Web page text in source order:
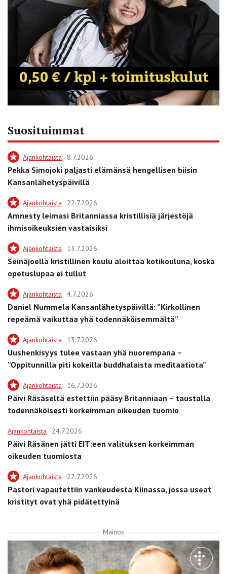
Suosituimmat
Ajankohtaista 8.7.2026
Pekka Simojoki paljasti elämänsä hengellisen biisin
Kansanlähetyspäivillä
Ajankohtaista 22.7.2026
Amnesty leimasi Britanniassa kristillisiä järjestöjä
ihmisoikeuksien vastaisiksi
Ajankohtaista 13.7.2026
Seinäjoella kristillinen koulu aloittaa kotikouluna, koska
opetuslupaa ei tullut
Ajankohtaista 4.7.2026
Daniel Nummela Kansanlähetyspäivillä: ”Kirkollinen
repeämä vaikuttaa yhä todennäköisemmältä”
Ajankohtaista 13.7.2026
Uushenkisyys tulee vastaan yhä nuorempana –
”Oppitunnilla piti kokeilla buddhalaista meditaatiota”
Ajankohtaista 16.7.2026
Päivi Räsäseltä estettiin pääsy Britanniaan – taustalla
todennäköisesti korkeimman oikeuden tuomio
Ajankohtaista 24.7.2026
Päivi Räsänen jätti EIT:een valituksen korkeimman
oikeuden tuomiosta
Ajankohtaista 22.7.2026
Pastori vapautettiin vankeudesta Kiinassa, jossa useat
kristityt ovat yhä pidätettyinä
Mainos